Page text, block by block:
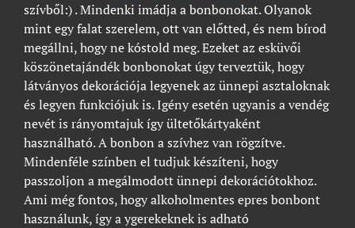
szívből:) . Mindenki imádja a bonbonokat. Olyanok
mint egy falat szerelem, ott van előtted, és nem bírod
megállni, hogy ne kóstold meg. Ezeket az esküvői
köszönetajándék bonbonokat úgy terveztük, hogy
látványos dekorációja legyenek az ünnepi asztaloknak
és legyen funkciójuk is. Igény esetén ugyanis a vendég
nevét is rányomtajuk így ültetőkártyaként
használható. A bonbon a szívhez van rögzítve.
Mindenféle színben el tudjuk készíteni, hogy
passzoljon a megálmodott ünnepi dekorációtokhoz.
Ami még fontos, hogy alkoholmentes epres bonbont
használunk, így a ygerekeknek is adható